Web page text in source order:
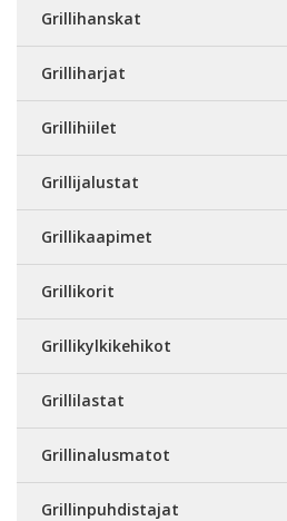
Grillihanskat
Grilliharjat
Grillihiilet
Grillijalustat
Grillikaapimet
Grillikorit
Grillikylkikehikot
Grillilastat
Grillinalusmatot
Grillinpuhdistajat